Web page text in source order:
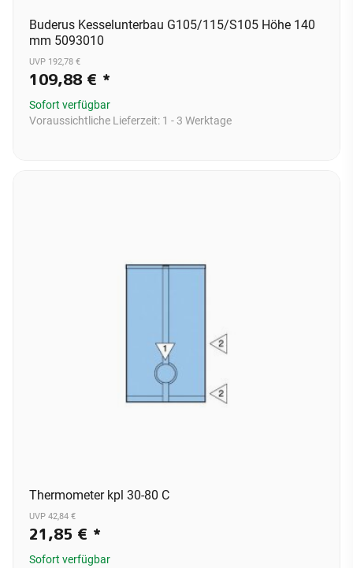
Buderus Kesselunterbau G105/115/S105 Höhe 140
mm 5093010
UVP 192,78 €
109,88 € *
Sofort verfügbar
Voraussichtliche Lieferzeit: 1 - 3 Werktage
Thermometer kpl 30-80 C
UVP 42,84 €
21,85 € *
Sofort verfügbar